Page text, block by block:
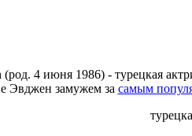
(род. 4 июня 1986) - турецкая
Эвджен замужем за самым